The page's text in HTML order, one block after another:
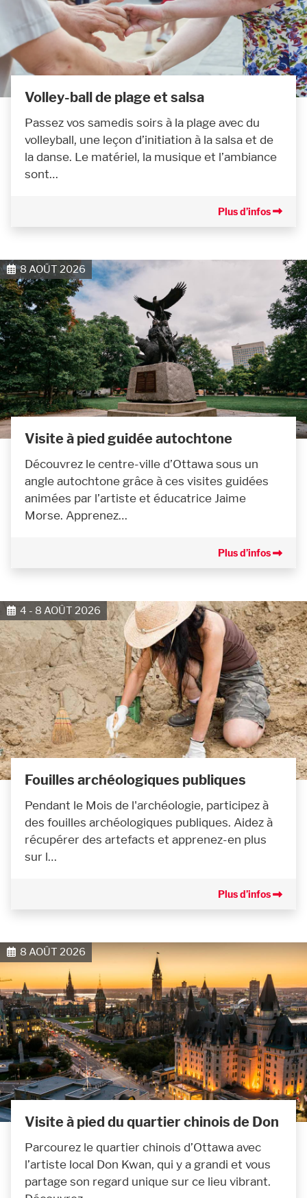
Volley-ball de plage et salsa
Passez vos samedis soirs à la plage avec du
volleyball, une leçon d’initiation à la salsa et de
la danse. Le matériel, la musique et l’ambiance
sont…
Plus d’infos
8 AOÛT 2026
Visite à pied guidée autochtone
Découvrez le centre-ville d’Ottawa sous un
angle autochtone grâce à ces visites guidées
animées par l’artiste et éducatrice Jaime
Morse. Apprenez…
Plus d’infos
4 - 8 AOÛT 2026
Fouilles archéologiques publiques
Pendant le Mois de l'archéologie, participez à
des fouilles archéologiques publiques. Aidez à
récupérer des artefacts et apprenez-en plus
sur l…
Plus d’infos
8 AOÛT 2026
Visite à pied du quartier chinois de Don
Parcourez le quartier chinois d’Ottawa avec
l’artiste local Don Kwan, qui y a grandi et vous
partage son regard unique sur ce lieu vibrant.